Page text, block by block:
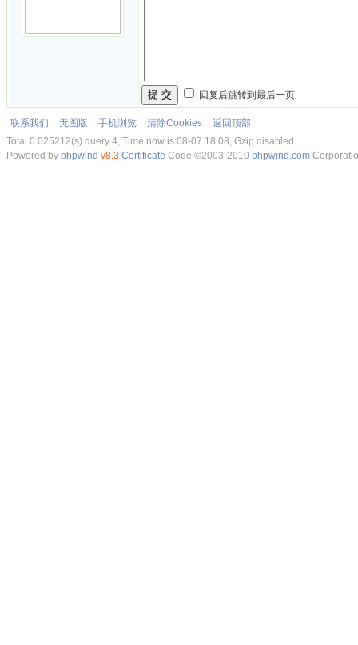
提 交 回复后跳转到最后一页
联系我们 无图版 手机浏览 清除Cookies
返回顶部
Total 0.025212(s) query 4, Time now is:08-07 18:08, Gzip disabled
Powered by phpwind v8.3 Certificate Code ©2003-2010 phpwind.com